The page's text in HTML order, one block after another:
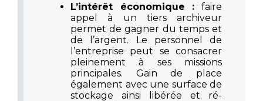
L’intérêt économique : faire
appel à un tiers archiveur
permet de gagner du temps et
de l’argent. Le personnel de
l’entreprise peut se consacrer
pleinement à ses missions
principales. Gain de place
également avec une surface de
stockage ainsi libérée et ré-